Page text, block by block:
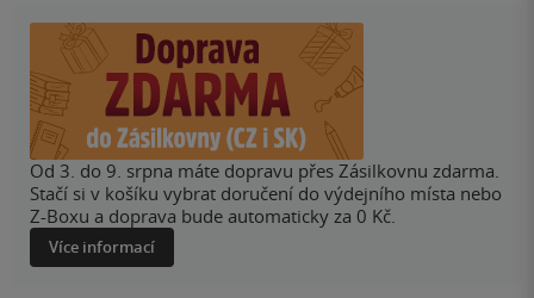
Od 3. do 9. srpna máte dopravu přes Zásilkovnu zdarma.
Stačí si v košíku vybrat doručení do výdejního místa nebo
Z-Boxu a doprava bude automaticky za 0 Kč.
Více informací